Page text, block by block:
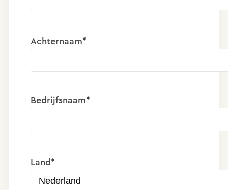
Achternaam*
Bedrijfsnaam*
Land*